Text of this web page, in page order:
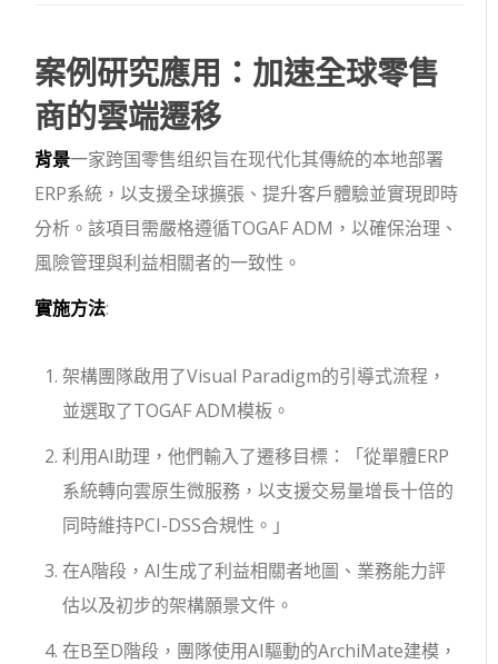
案例研究應用：加速全球零售
商的雲端遷移
背景一家跨国零售组织旨在现代化其傳統的本地部署
ERP系統，以支援全球擴張、提升客戶體驗並實現即時
分析。該項目需嚴格遵循TOGAF ADM，以確保治理、
風險管理與利益相關者的一致性。
實施方法:
架構團隊啟用了Visual Paradigm的引導式流程，
並選取了TOGAF ADM模板。
利用AI助理，他們輸入了遷移目標：「從單體ERP
系統轉向雲原生微服務，以支援交易量增長十倍的
同時維持PCI-DSS合規性。」
在A階段，AI生成了利益相關者地圖、業務能力評
估以及初步的架構願景文件。
在B至D階段，團隊使用AI驅動的ArchiMate建模，